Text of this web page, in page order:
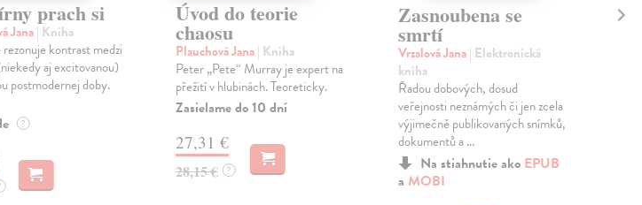
prach si
Jana| Kniha
kontrast medzi
aj excitovanou)
postmodernej doby.
?
Úvod do teorie
chaosu
Plauchová Jana| Kniha
Peter „Pete“ Murray je expert na
přežití v hlubinách. Teoreticky.
Zasielame do 10 dní
27,31 €
28,15 € ?
Zasnoubena se
smrtí
Vrzalová Jana| Elektronická
kniha
Řadou dobových, dosud
veřejnosti neznámých či jen zcela
výjimečně publikovaných snímků,
dokumentů a ...
Na stiahnutie ako EPUB
a MOBI